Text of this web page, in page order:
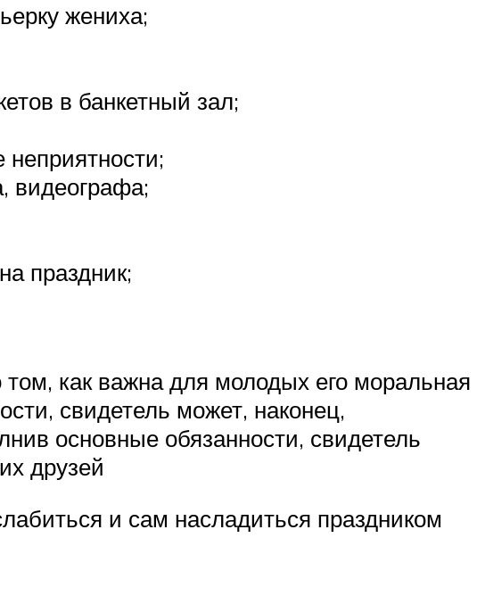
жениха;
в банкетный зал;
видеографа;
праздник;
как важна для молодых его моральная
свидетель может, наконец,
основные обязанности, свидетель
друзей
и сам насладиться праздником